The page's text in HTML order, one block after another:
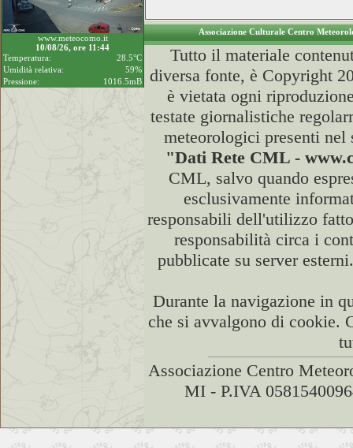
www.meteocomo.it
10/08/26, ore 11:44
Temperatura:
28.5°C
Umidità relativa:
59%
Pressione:
1016.5mB
Associazione Culturale Centro
Tutto il materiale
diversa fonte, è Copyright
è vietata ogni
testate giornalistiche
meteorologici presenti
"Dati Rete CML -
CML, salvo quando
esclusivamente
responsabili dell'utilizzo
responsabilità circa i
pubblicate su server
Durante la navigazione in
che si avvalgono di cookie.
Associazione Centro
MI - P.IVA